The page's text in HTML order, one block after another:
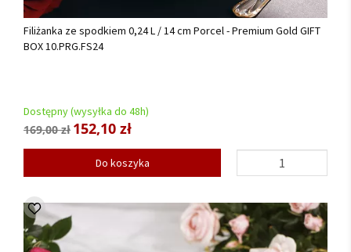
Filiżanka ze spodkiem 0,24 L / 14 cm Porcel - Premium Gold GIFT
BOX 10.PRG.FS24
Dostępny (wysyłka do 48h)
169,00 zł 152,10 zł
Do koszyka